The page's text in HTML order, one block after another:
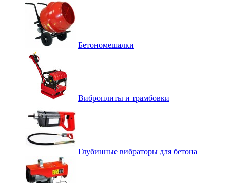
Бетономешалки
Виброплиты и трамбовки
Глубинные вибраторы для бетона